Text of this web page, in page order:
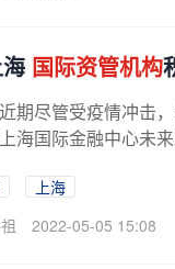
国际资管机构
期尽管受疫情冲击
海国际金融中心未来
上海
2022-05-05 15:08